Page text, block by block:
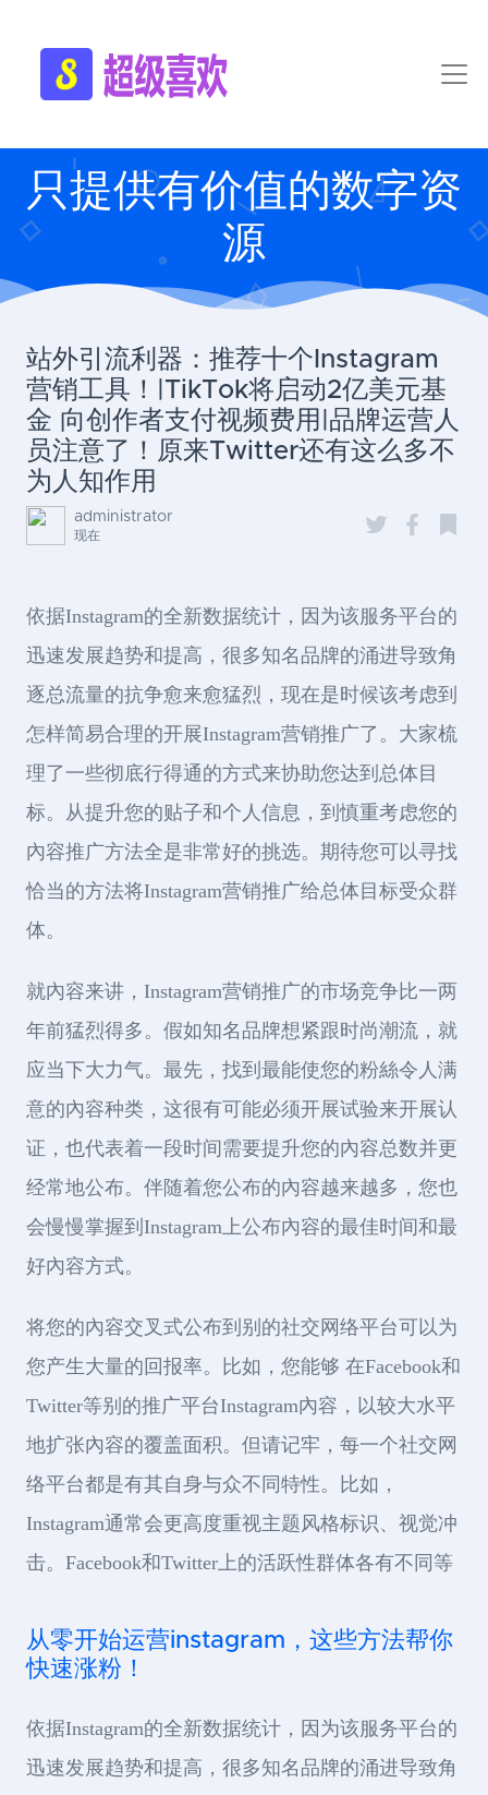
只提供有价值的数字资
源
站外引流利器：推荐十个Instagram
营销工具！|TikTok将启动2亿美元基
金 向创作者支付视频费用|品牌运营人
员注意了！原来Twitter还有这么多不
为人知作用
administrator
现在
依据Instagram的全新数据统计，因为该服务平台的
迅速发展趋势和提高，很多知名品牌的涌进导致角
逐总流量的抗争愈来愈猛烈，现在是时候该考虑到
怎样简易合理的开展Instagram营销推广了。大家梳
理了一些彻底行得通的方式来协助您达到总体目
标。从提升您的贴子和个人信息，到慎重考虑您的
內容推广方法全是非常好的挑选。期待您可以寻找
恰当的方法将Instagram营销推广给总体目标受众群
体。
就內容来讲，Instagram营销推广的市场竞争比一两
年前猛烈得多。假如知名品牌想紧跟时尚潮流，就
应当下大力气。最先，找到最能使您的粉絲令人满
意的內容种类，这很有可能必须开展试验来开展认
证，也代表着一段时间需要提升您的內容总数并更
经常地公布。伴随着您公布的內容越来越多，您也
会慢慢掌握到Instagram上公布內容的最佳时间和最
好內容方式。
将您的內容交叉式公布到别的社交网络平台可以为
您产生大量的回报率。比如，您能够 在Facebook和
Twitter等别的推广平台Instagram內容，以较大水平
地扩张內容的覆盖面积。但请记牢，每一个社交网
络平台都是有其自身与众不同特性。比如，
Instagram通常会更高度重视主题风格标识、视觉冲
击。Facebook和Twitter上的活跃性群体各有不同等
从零开始运营instagram，这些方法帮你
快速涨粉！
依据Instagram的全新数据统计，因为该服务平台的
迅速发展趋势和提高，很多知名品牌的涌进导致角